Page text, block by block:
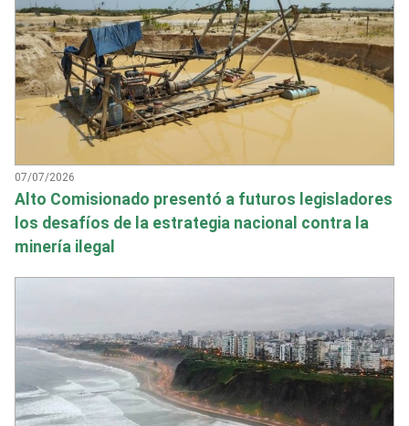
07/07/2026
Alto Comisionado presentó a futuros legisladores
los desafíos de la estrategia nacional contra la
minería ilegal